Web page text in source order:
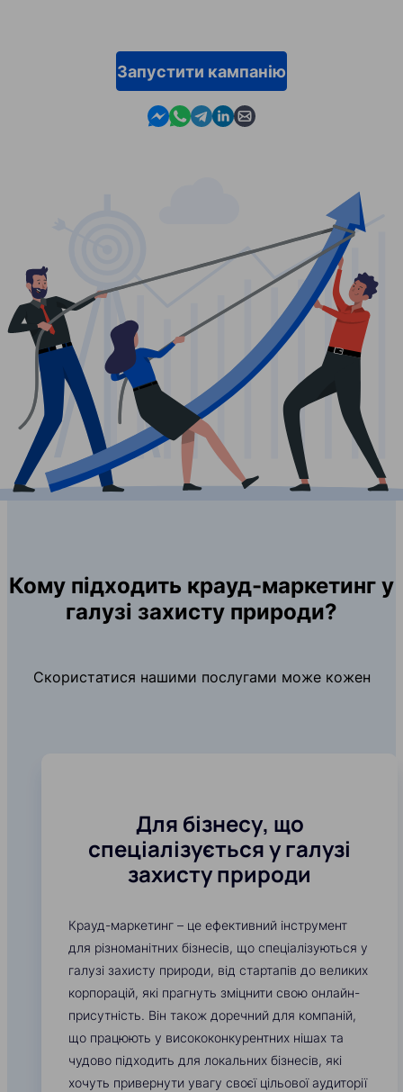
Запустити кампанію
Contact us in Messenger
Contact us in WhatsApp
Contact us in Telegram
Contact us in Linkedin
Contact us by email
Кому підходить крауд-маркетинг у
галузі захисту природи?
Скористатися нашими послугами може кожен
Для бізнесу, що
спеціалізується у галузі
захисту природи
Крауд-маркетинг – це ефективний інструмент
для різноманітних бізнесів, що спеціалізуються у
галузі захисту природи, від стартапів до великих
корпорацій, які прагнуть зміцнити свою онлайн-
присутність. Він також доречний для компаній,
що працюють у висококонкурентних нішах та
чудово підходить для локальних бізнесів, які
хочуть привернути увагу своєї цільової аудиторії